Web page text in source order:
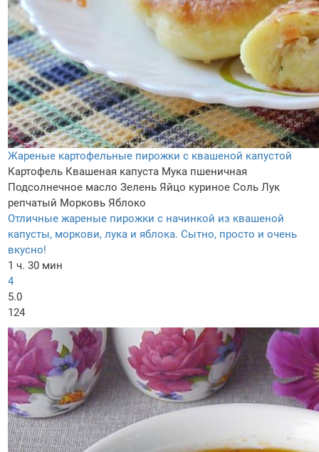
Жареные картофельные пирожки с квашеной капустой
Картофель Квашеная капуста Мука пшеничная
Подсолнечное масло Зелень Яйцо куриное Соль Лук
репчатый Морковь Яблоко
Отличные жареные пирожки с начинкой из квашеной
капусты, моркови, лука и яблока. Сытно, просто и очень
вкусно!
1 ч. 30 мин
4
5.0
124